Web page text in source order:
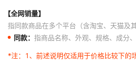
【全网销量】
指同款商品在多个平台（含淘宝、天猫及
同款： 指商品名称、外观、规格、成分
*注：
1、前述说明仅适用于价格比较下的